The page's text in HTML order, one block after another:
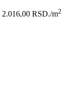
2.016,00 RSD./m2